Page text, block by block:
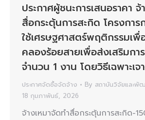
ประกาศผู้ชนะการเสนอราคา จ้
สื่อกระตุ้นการสะกิด โครงการ
ใช้เศรษฐศาสตร์พฤติกรรมเ
คลองร้อยสายเพื่อส่งเสริมกา
จำนวน 1 งาน โดยวิธีเฉพาะเจ
ประกาศจัดซื้อจัดจ้าง By สถาบันวิจัยและพั
18 กุมภาพันธ์, 2026
จ้างเหมาจัดทำสื่อกระตุ้นการสะกิด-